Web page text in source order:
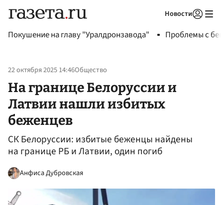
Новости
Покушение на главу "Уралдронзавода" Проблемы с
22 октября 2025 14:46Общество
На границе Белоруссии и
Латвии нашли избитых
беженцев
СК Белоруссии: избитые беженцы найдены
на границе РБ и Латвии, один погиб
Анфиса Дубровская